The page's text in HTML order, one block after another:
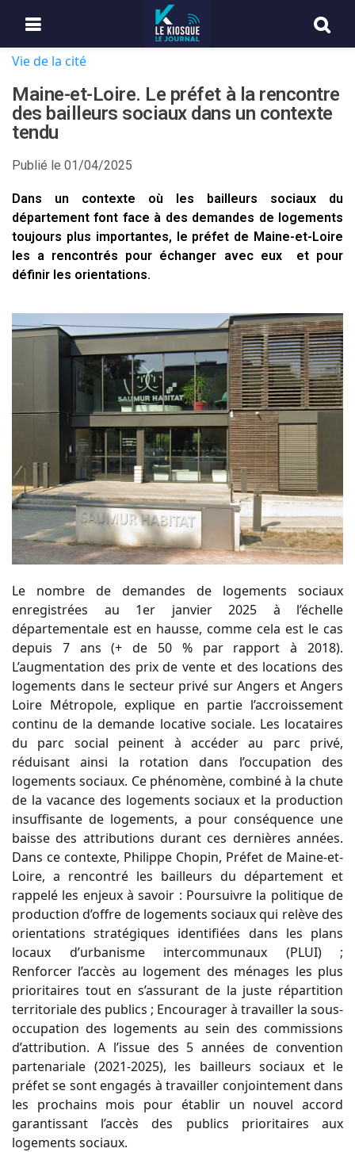
Vie de la cité
Maine-et-Loire. Le préfet à la rencontre
des bailleurs sociaux dans un contexte
tendu
Publié le 01/04/2025
Dans un contexte où les bailleurs sociaux du
département font face à des demandes de logements
toujours plus importantes, le préfet de Maine-et-Loire
les a rencontrés pour échanger avec eux et pour
définir les orientations.
Le nombre de demandes de logements sociaux
enregistrées au 1er janvier 2025 à l’échelle
départementale est en hausse, comme cela est le cas
depuis 7 ans (+ de 50 % par rapport à 2018).
L’augmentation des prix de vente et des locations des
logements dans le secteur privé sur Angers et Angers
Loire Métropole, explique en partie l’accroissement
continu de la demande locative sociale. Les locataires
du parc social peinent à accéder au parc privé,
réduisant ainsi la rotation dans l’occupation des
logements sociaux. Ce phénomène, combiné à la chute
de la vacance des logements sociaux et la production
insuffisante de logements, a pour conséquence une
baisse des attributions durant ces dernières années.
Dans ce contexte, Philippe Chopin, Préfet de Maine-et-
Loire, a rencontré les bailleurs du département et
rappelé les enjeux à savoir : Poursuivre la politique de
production d’offre de logements sociaux qui relève des
orientations stratégiques identifiées dans les plans
locaux d’urbanisme intercommunaux (PLUI) ;
Renforcer l’accès au logement des ménages les plus
prioritaires tout en s’assurant de la juste répartition
territoriale des publics ; Encourager à travailler la sous-
occupation des logements au sein des commissions
d’attribution. A l’issue des 5 années de convention
partenariale (2021-2025), les bailleurs sociaux et le
préfet se sont engagés à travailler conjointement dans
les prochains mois pour établir un nouvel accord
garantissant l’accès des publics prioritaires aux
logements sociaux.